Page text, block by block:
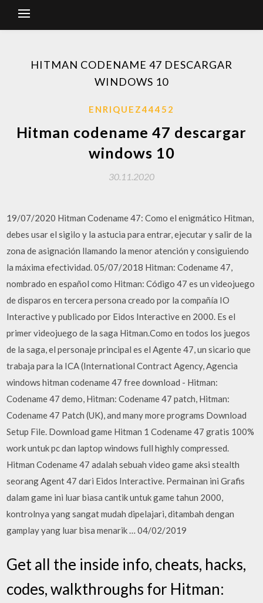
HITMAN CODENAME 47 DESCARGAR
WINDOWS 10
ENRIQUEZ44452
Hitman codename 47 descargar
windows 10
30.11.2020
19/07/2020 Hitman Codename 47: Como el enigmático Hitman,
debes usar el sigilo y la astucia para entrar, ejecutar y salir de la
zona de asignación llamando la menor atención y consiguiendo
la máxima efectividad. 05/07/2018 Hitman: Codename 47,
nombrado en español como Hitman: Código 47 es un videojuego
de disparos en tercera persona creado por la compañía IO
Interactive y publicado por Eidos Interactive en 2000. Es el
primer videojuego de la saga Hitman.Como en todos los juegos
de la saga, el personaje principal es el Agente 47, un sicario que
trabaja para la ICA (International Contract Agency, Agencia
windows hitman codename 47 free download - Hitman:
Codename 47 demo, Hitman: Codename 47 patch, Hitman:
Codename 47 Patch (UK), and many more programs Download
Setup File. Download game Hitman 1 Codename 47 gratis 100%
work untuk pc dan laptop windows full highly compressed.
Hitman Codename 47 adalah sebuah video game aksi stealth
seorang Agent 47 dari Eidos Interactive. Permainan ini Grafis
dalam game ini luar biasa cantik untuk game tahun 2000,
kontrolnya yang sangat mudah dipelajari, ditambah dengan
gamplay yang luar bisa menarik … 04/02/2019
Get all the inside info, cheats, hacks,
codes, walkthroughs for Hitman: